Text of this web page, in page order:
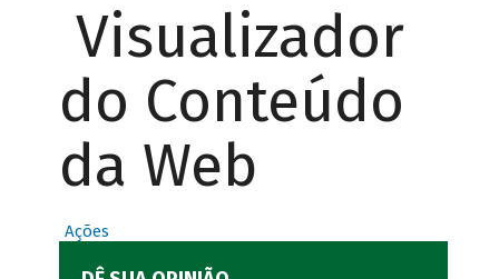
Visualizador
do Conteúdo
da Web
Ações